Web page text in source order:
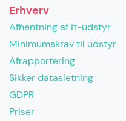
Erhverv
Afhentning af it-udstyr
Minimumskrav til udstyr
Afrapportering
Sikker datasletning
GDPR
Priser